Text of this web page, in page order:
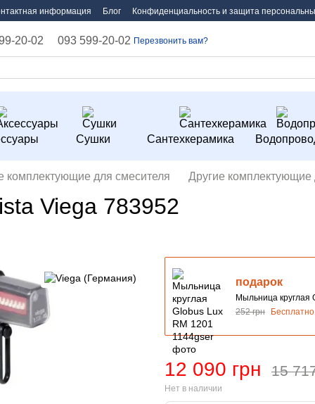
информация Блог Конфиденциальность и защита
20-02 093 599-20-02 Перезвонить вам?
Сушки Сантехкерамика
комплектующие для смесителя Другие
Viega 783952
подарок
Мыльница круглая
252 грн
Бесплатно
12 090 грн 15
Нет в наличии